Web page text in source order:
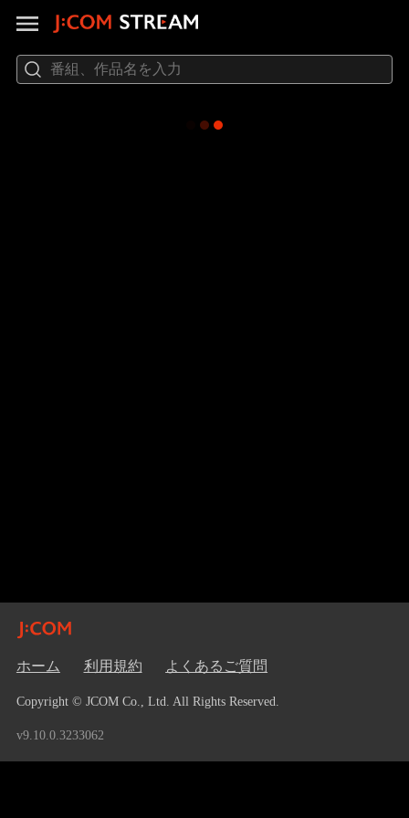
ホーム 利用規約 よくあるご質問
Copyright © JCOM Co., Ltd. All Rights Reserved.
v9.10.0.3233062